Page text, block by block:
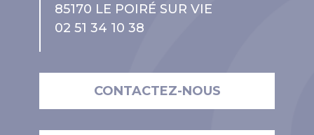
85170 LE POIRÉ SUR VIE
02 51 34 10 38
CONTACTEZ-NOUS